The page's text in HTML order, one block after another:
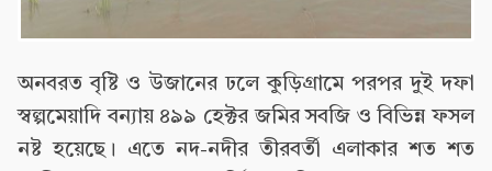
অনবরত বৃষ্টি ও উজানের ঢলে কুড়িগ্রামে পরপর দুই দফা
স্বল্পমেয়াদি বন্যায় ৪৯৯ হেক্টর জমির সবজি ও বিভিন্ন ফসল
নষ্ট হয়েছে। এতে নদ-নদীর তীরবর্তী এলাকার শত শত